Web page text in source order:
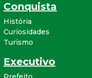
Conquista
História
Curiosidades
Turismo
Executivo